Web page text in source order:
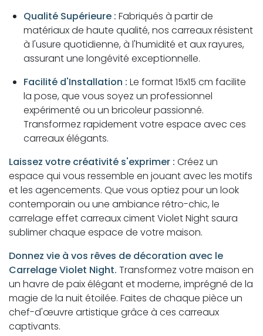
Qualité Supérieure : Fabriqués à partir de
matériaux de haute qualité, nos carreaux résistent
à l'usure quotidienne, à l'humidité et aux rayures,
assurant une longévité exceptionnelle.
Facilité d'Installation : Le format 15x15 cm facilite
la pose, que vous soyez un professionnel
expérimenté ou un bricoleur passionné.
Transformez rapidement votre espace avec ces
carreaux élégants.
Laissez votre créativité s'exprimer : Créez un
espace qui vous ressemble en jouant avec les motifs
et les agencements. Que vous optiez pour un look
contemporain ou une ambiance rétro-chic, le
carrelage effet carreaux ciment Violet Night saura
sublimer chaque espace de votre maison.
Donnez vie à vos rêves de décoration avec le
Carrelage Violet Night. Transformez votre maison en
un havre de paix élégant et moderne, imprégné de la
magie de la nuit étoilée. Faites de chaque pièce un
chef-d'œuvre artistique grâce à ces carreaux
captivants.